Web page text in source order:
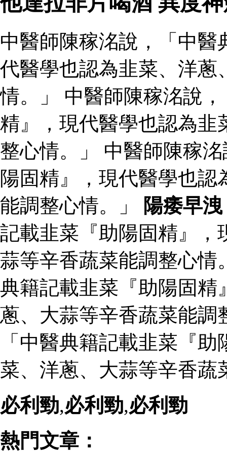
中醫師陳稼洺說，「中
代醫學也認為韭菜、洋蔥
情。」 中醫師陳稼洺說
精』，現代醫學也認為韭
整心情。」 中醫師陳稼
陽固精』，現代醫學也
能調整心情。」
陽痿早洩
記載韭菜『助陽固精』，
蒜等辛香蔬菜能調整心情
典籍記載韭菜『助陽固精
蔥、大蒜等辛香蔬菜能調
「中醫典籍記載韭菜『
菜、洋蔥、大蒜等辛香蔬
必利勁,必利勁,必利勁
熱門文章：